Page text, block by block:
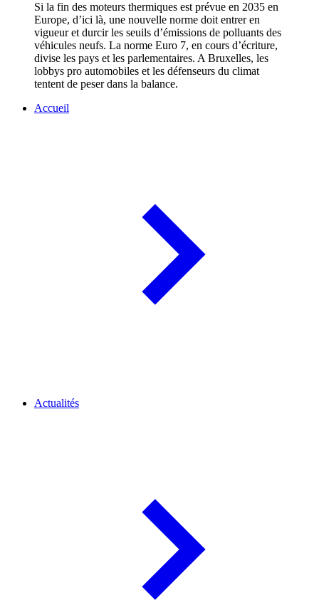
Si la fin des moteurs thermiques est prévue en 2035 en
Europe, d’ici là, une nouvelle norme doit entrer en
vigueur et durcir les seuils d’émissions de polluants des
véhicules neufs. La norme Euro 7, en cours d’écriture,
divise les pays et les parlementaires. A Bruxelles, les
lobbys pro automobiles et les défenseurs du climat
tentent de peser dans la balance.
Accueil
Actualités